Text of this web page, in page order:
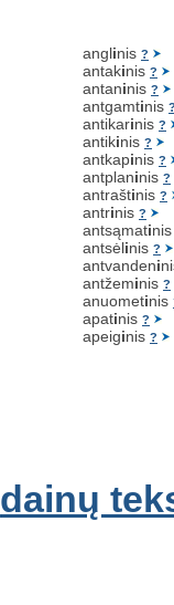
anglinis ?
antakinis ?
antaninis ?
antgamtinis
antikarinis ?
antikinis ?
antkapinis ?
antplaninis ?
antraštinis ?
antrinis ?
antsąmati
antsėlinis ?
antvandeni
antžeminis ?
anuometinis
apatinis ?
apeiginis ?
dainų